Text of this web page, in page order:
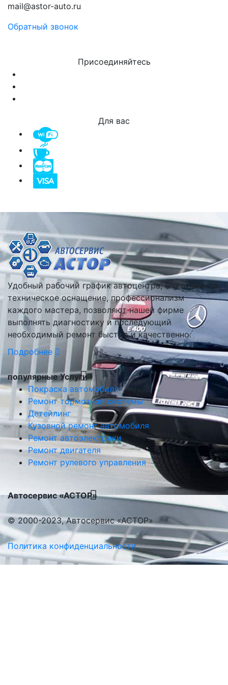
mail@astor-auto.ru
Обратный звонок
Присоединяйтесь
Для вас
Удобный рабочий график автоцентра, его отличное
техническое оснащение, профессионализм
каждого мастера, позволяют нашей фирме
выполнять диагностику и последующий
необходимый ремонт быстро и качественно.
Подробнее
популярные Услуги
Покраска автомобиля
Ремонт тормозной системы
Детейлинг
Кузовной ремонт автомобиля
Ремонт автоэлектрики
Ремонт двигателя
Ремонт рулевого управления
Автосервис «АСТОР»
© 2000-2023, Автосервис «АСТОР»
Политика конфиденциальности